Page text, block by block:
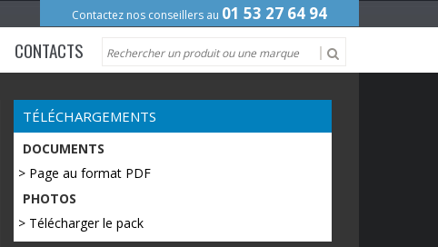
Contactez nos conseillers au 01 53 27 64 94
CONTACTS
TÉLÉCHARGEMENTS
DOCUMENTS
> Page au format PDF
PHOTOS
> Télécharger le pack